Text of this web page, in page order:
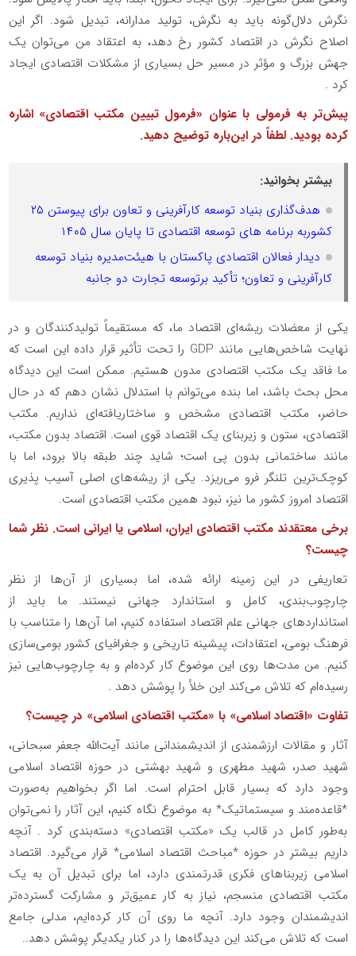
نگرش دلال‌گونه باید به نگرش، تولید مدارانه، تبدیل شود. اگر این
اصلاح نگرش در اقتصاد کشور رخ دهد، به اعتقاد من می‌توان یک
جهش بزرگ و مؤثر در مسیر حل بسیاری از مشکلات اقتصادی ایجاد
کرد .
پیش‌تر به فرمولی با عنوان «فرمول تبیین مکتب اقتصادی» اشاره
کرده بودید. لطفاً در این‌باره توضیح دهید.
بیشتر بخوانید:
هدف‌گذاری بنیاد توسعه کارآفرینی و تعاون برای پیوستن ۲۵
کشوربه برنامه های توسعه اقتصادی تا پایان سال ۱۴۰۵
دیدار فعالان اقتصادی پاکستان با هیئت‌مدیره بنیاد توسعه
کارآفرینی و تعاون؛ تأکید برتوسعه تجارت دو جانبه
یکی از معضلات ریشه‌ای اقتصاد ما، که مستقیماً تولیدکنندگان و در
نهایت شاخص‌هایی مانند GDP را تحت تأثیر قرار داده این است که
ما فاقد یک مکتب اقتصادی مدون هستیم. ممکن است این دیدگاه
محل بحث باشد، اما بنده می‌توانم با استدلال نشان دهم که در حال
حاضر، مکتب اقتصادی مشخص و ساختاریافته‌ای نداریم. مکتب
اقتصادی، ستون و زیربنای یک اقتصاد قوی است. اقتصاد بدون مکتب،
مانند ساختمانی بدون پی است؛ شاید چند طبقه بالا برود، اما با
کوچک‌ترین تلنگر فرو می‌ریزد. یکی از ریشه‌های اصلی آسیب پذیری
اقتصاد امروز کشور ما نیز، نبود همین مکتب اقتصادی است.
برخی معتقدند مکتب اقتصادی ایران، اسلامی یا ایرانی است. نظر شما
چیست؟
تعاریفی در این زمینه ارائه شده، اما بسیاری از آن‌ها از نظر
چارچوب‌بندی، کامل و استاندارد جهانی نیستند. ما باید از
استانداردهای جهانی علم اقتصاد استفاده کنیم، اما آن‌ها را متناسب با
فرهنگ بومی، اعتقادات، پیشینه تاریخی و جغرافیای کشور بومی‌سازی
کنیم. من مدت‌ها روی این موضوع کار کرده‌ام و به چارچوب‌هایی نیز
رسیده‌ام که تلاش می‌کند این خلأ را پوشش دهد .
تفاوت «اقتصاد اسلامی» با «مکتب اقتصادی اسلامی» در چیست؟
آثار و مقالات ارزشمندی از اندیشمندانی مانند آیت‌الله جعفر سبحانی،
شهید صدر، شهید مطهری و شهید بهشتی در حوزه اقتصاد اسلامی
وجود دارد که بسیار قابل احترام است. اما اگر بخواهیم به‌صورت
*قاعده‌مند و سیستماتیک* به موضوع نگاه کنیم، این آثار را نمی‌توان
به‌طور کامل در قالب یک «مکتب اقتصادی» دسته‌بندی کرد . آنچه
داریم بیشتر در حوزه *مباحث اقتصاد اسلامی* قرار می‌گیرد. اقتصاد
اسلامی زیربناهای فکری قدرتمندی دارد، اما برای تبدیل آن به یک
مکتب اقتصادی منسجم، نیاز به کار عمیق‌تر و مشارکت گسترده‌تر
اندیشمندان وجود دارد. آنچه ما روی آن کار کرده‌ایم، مدلی جامع
است که تلاش می‌کند این دیدگاه‌ها را در کنار یکدیگر پوشش دهد..